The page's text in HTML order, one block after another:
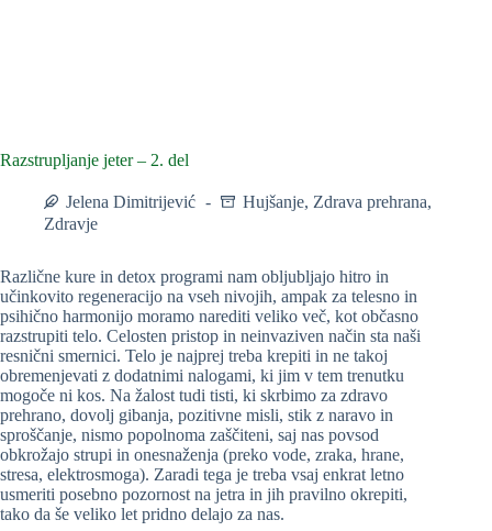
Razstrupljanje jeter – 2. del
Jelena Dimitrijević Hujšanje, Zdrava prehrana,
Zdravje
Različne kure in detox programi nam obljubljajo hitro in
učinkovito regeneracijo na vseh nivojih, ampak za telesno in
psihično harmonijo moramo narediti veliko več, kot občasno
razstrupiti telo. Celosten pristop in neinvaziven način sta naši
resnični smernici. Telo je najprej treba krepiti in ne takoj
obremenjevati z dodatnimi nalogami, ki jim v tem trenutku
mogoče ni kos. Na žalost tudi tisti, ki skrbimo za zdravo
prehrano, dovolj gibanja, pozitivne misli, stik z naravo in
sproščanje, nismo popolnoma zaščiteni, saj nas povsod
obkrožajo strupi in onesnaženja (preko vode, zraka, hrane,
stresa, elektrosmoga). Zaradi tega je treba vsaj enkrat letno
usmeriti posebno pozornost na jetra in jih pravilno okrepiti,
tako da še veliko let pridno delajo za nas.